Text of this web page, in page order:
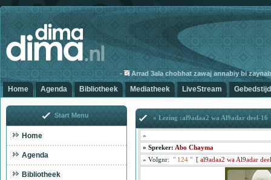
Arrad 3ala chobhat zawaj annabiy bi zaynab-3
Home Agenda Bibliotheek Mediatheek LiveStream
» Lezing :al9adaa2 wa Al9adar deel-16
»
» Spreker: Abo Chayma
» Volgnr: " 124 " [ al9adaa2 wa Al9adar
Start Menu
Home
Agenda
Bibliotheek